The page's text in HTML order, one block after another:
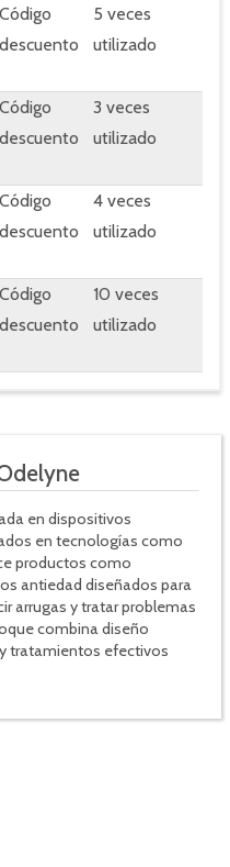
Código
descuento
5 veces
utilizado
Código
descuento
3 veces
utilizado
Código
descuento
4 veces
utilizado
Código
descuento
10 veces
utilizado
en dispositivos
en tecnologías como
productos como
antiedad diseñados para
arrugas y tratar problemas
combina diseño
tratamientos efectivos